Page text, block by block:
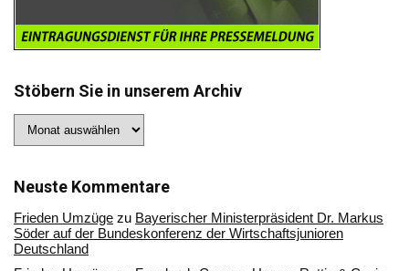
Stöbern Sie in unserem Archiv
Sie
Archiv
Neuste Kommentare
Frieden Umzüge zu Bayerischer Ministerpräsident Dr. Markus
Söder auf der Bundeskonferenz der Wirtschaftsjunioren
Deutschland